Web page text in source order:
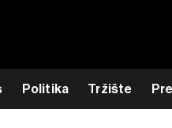
Politika Tržište